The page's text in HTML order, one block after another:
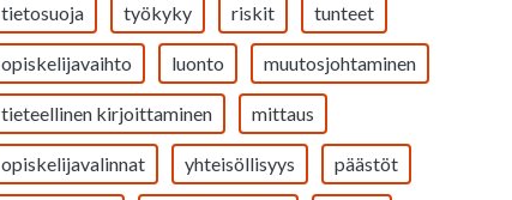
tietosuoja työkyky riskit tunteet
opiskelijavaihto luonto muutosjohtaminen
tieteellinen kirjoittaminen mittaus
opiskelijavalinnat yhteisöllisyys päästöt